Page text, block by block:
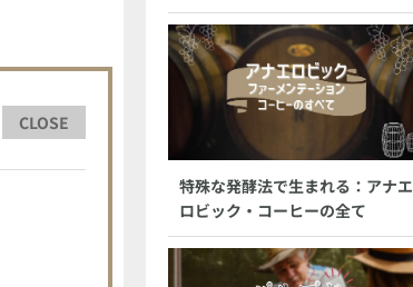
CLOSE
特殊な発酵法で生まれる：アナエ
ロビック・コーヒーの全て